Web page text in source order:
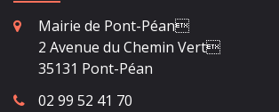
Mairie de Pont-Péan
2 Avenue du Chemin Vert
35131 Pont-Péan
02 99 52 41 70